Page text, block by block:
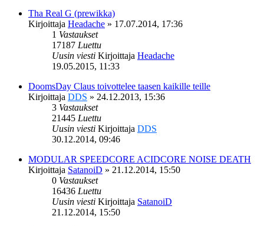
Tha Real G (prewikka)
Kirjoittaja Headache » 17.07.2014, 17:36
1 Vastaukset
17187 Luettu
Uusin viesti Kirjoittaja Headache
19.05.2015, 11:33
DoomsDay Claus toivottelee taasen kaikille teille
Kirjoittaja DDS » 24.12.2013, 15:36
3 Vastaukset
21445 Luettu
Uusin viesti Kirjoittaja DDS
30.12.2014, 09:46
MODULAR SPEEDCORE ACIDCORE NOISE DEATH
Kirjoittaja SatanoiD » 21.12.2014, 15:50
0 Vastaukset
16436 Luettu
Uusin viesti Kirjoittaja SatanoiD
21.12.2014, 15:50